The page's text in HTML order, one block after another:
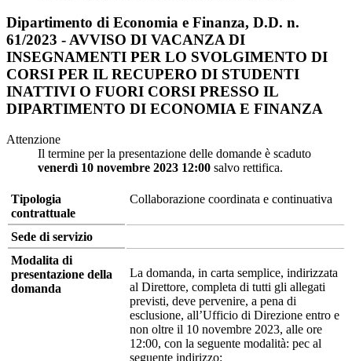
Dipartimento di Economia e Finanza, D.D. n.
61/2023 - AVVISO DI VACANZA DI
INSEGNAMENTI PER LO SVOLGIMENTO DI
CORSI PER IL RECUPERO DI STUDENTI
INATTIVI O FUORI CORSI PRESSO IL
DIPARTIMENTO DI ECONOMIA E FINANZA
Attenzione
Il termine per la presentazione delle domande è scaduto
venerdì 10 novembre 2023 12:00 salvo rettifica.
Tipologia
contrattuale
Collaborazione coordinata e continuativa
Sede di servizio
Modalita di
presentazione della
domanda
La domanda, in carta semplice, indirizzata
al Direttore, completa di tutti gli allegati
previsti, deve pervenire, a pena di
esclusione, all’Ufficio di Direzione entro e
non oltre il 10 novembre 2023, alle ore
12:00, con la seguente modalità: pec al
seguente indirizzo: